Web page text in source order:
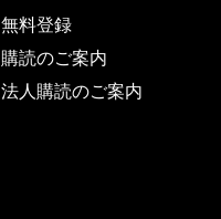
無料登録
購読のご案内
法人購読のご案内